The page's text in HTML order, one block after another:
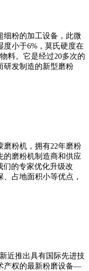
细粉的加工设备，此微
小于6%，莫氏硬度在
料。它是经过20多次的
研发制造的新型磨粉
磨粉机，拥有22年磨粉
的磨粉机制造商和供应
们的专家优化升级改
占地面积小等优点，
近推出具有国际先进技
产权的最新粉磨设备—